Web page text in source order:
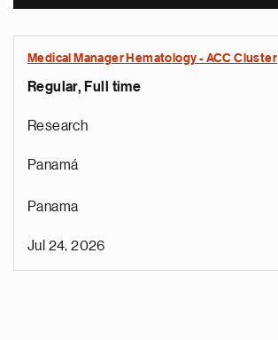
Medical Manager Hematology - ACC Cluster
Regular, Full time
Research
Panamá
Panama
Jul 24, 2026